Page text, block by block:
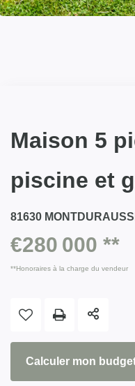
Maison 5
piscine et
81630
€280 000 **
**Honoraires à la charge du vendeur
Calculer mon